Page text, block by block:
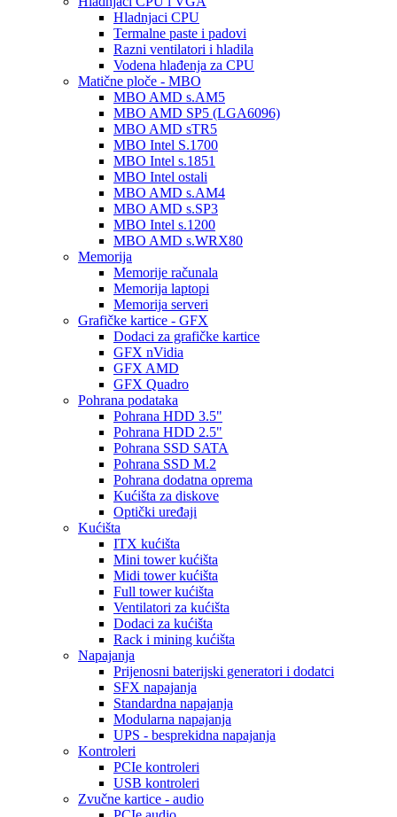
Hladnjaci CPU
Termalne paste i padovi
Razni ventilatori i hladila
Vodena hlađenja za CPU
Matične ploče - MBO
MBO AMD s.AM5
MBO AMD SP5 (LGA6096)
MBO AMD sTR5
MBO Intel S.1700
MBO Intel s.1851
MBO Intel ostali
MBO AMD s.AM4
MBO AMD s.SP3
MBO Intel s.1200
MBO AMD s.WRX80
Memorija
Memorije računala
Memorija laptopi
Memorija serveri
Grafičke kartice - GFX
Dodaci za grafičke kartice
GFX nVidia
GFX AMD
GFX Quadro
Pohrana podataka
Pohrana HDD 3.5"
Pohrana HDD 2.5"
Pohrana SSD SATA
Pohrana SSD M.2
Pohrana dodatna oprema
Kućišta za diskove
Optički uređaji
Kućišta
ITX kućišta
Mini tower kućišta
Midi tower kućišta
Full tower kućišta
Ventilatori za kućišta
Dodaci za kućišta
Rack i mining kućišta
Napajanja
Prijenosni baterijski generatori i dodatci
SFX napajanja
Standardna napajanja
Modularna napajanja
UPS - besprekidna napajanja
Kontroleri
PCIe kontroleri
USB kontroleri
Zvučne kartice - audio